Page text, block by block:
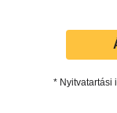
* Nyitvatartási